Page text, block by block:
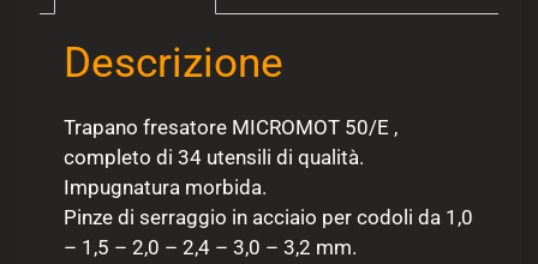
Descrizione
Trapano fresatore MICROMOT 50/E ,
completo di 34 utensili di qualità.
Impugnatura morbida.
Pinze di serraggio in acciaio per codoli da 1,0
– 1,5 – 2,0 – 2,4 – 3,0 – 3,2 mm.